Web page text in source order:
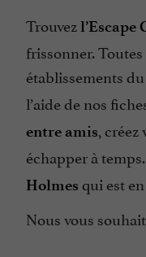
Trouvezl’Escape
frissonner. Toutes
établissements du
l’aide de nos
entre amis, créez
échapper à
Holmes qui est
Nous vous